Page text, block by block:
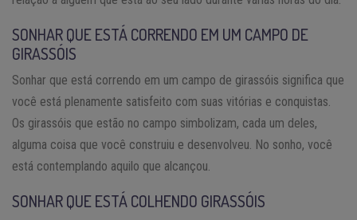
SONHAR QUE ESTÁ CORRENDO EM UM CAMPO DE
GIRASSÓIS
Sonhar que está correndo em um campo de girassóis significa que
você está plenamente satisfeito com suas vitórias e conquistas.
Os girassóis que estão no campo simbolizam, cada um deles,
alguma coisa que você construiu e desenvolveu. No sonho, você
está contemplando aquilo que alcançou.
SONHAR QUE ESTÁ COLHENDO GIRASSÓIS